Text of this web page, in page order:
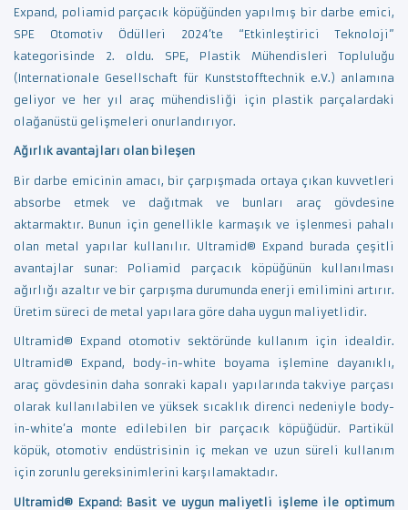
Expand, poliamid parçacık köpüğünden yapılmış bir darbe emici,
SPE Otomotiv Ödülleri 2024’te “Etkinleştirici Teknoloji”
kategorisinde 2. oldu. SPE, Plastik Mühendisleri Topluluğu
(Internationale Gesellschaft für Kunststofftechnik e.V.) anlamına
geliyor ve her yıl araç mühendisliği için plastik parçalardaki
olağanüstü gelişmeleri onurlandırıyor.
Ağırlık avantajları olan bileşen
Bir darbe emicinin amacı, bir çarpışmada ortaya çıkan kuvvetleri
absorbe etmek ve dağıtmak ve bunları araç gövdesine
aktarmaktır. Bunun için genellikle karmaşık ve işlenmesi pahalı
olan metal yapılar kullanılır. Ultramid® Expand burada çeşitli
avantajlar sunar: Poliamid parçacık köpüğünün kullanılması
ağırlığı azaltır ve bir çarpışma durumunda enerji emilimini artırır.
Üretim süreci de metal yapılara göre daha uygun maliyetlidir.
Ultramid® Expand otomotiv sektöründe kullanım için idealdir.
Ultramid® Expand, body-in-white boyama işlemine dayanıklı,
araç gövdesinin daha sonraki kapalı yapılarında takviye parçası
olarak kullanılabilen ve yüksek sıcaklık direnci nedeniyle body-
in-white’a monte edilebilen bir parçacık köpüğüdür. Partikül
köpük, otomotiv endüstrisinin iç mekan ve uzun süreli kullanım
için zorunlu gereksinimlerini karşılamaktadır.
Ultramid® Expand: Basit ve uygun maliyetli işleme ile optimum